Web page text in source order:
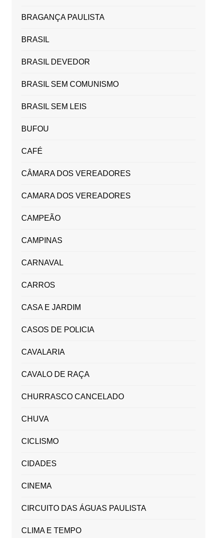
BRAGANÇA PAULISTA
BRASIL
BRASIL DEVEDOR
BRASIL SEM COMUNISMO
BRASIL SEM LEIS
BUFOU
CAFÉ
CÂMARA DOS VEREADORES
CAMARA DOS VEREADORES
CAMPEÃO
CAMPINAS
CARNAVAL
CARROS
CASA E JARDIM
CASOS DE POLICIA
CAVALARIA
CAVALO DE RAÇA
CHURRASCO CANCELADO
CHUVA
CICLISMO
CIDADES
CINEMA
CIRCUITO DAS ÁGUAS PAULISTA
CLIMA E TEMPO